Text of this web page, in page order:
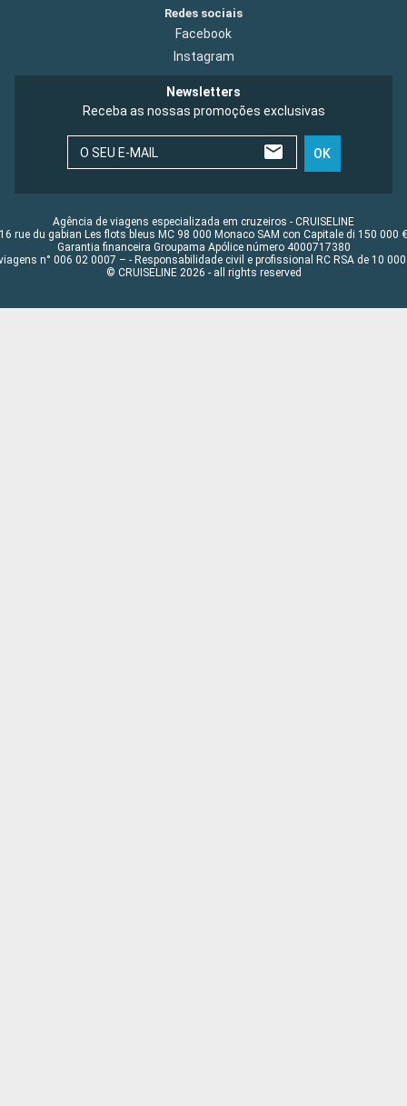
Redes sociais
Facebook
Instagram
Newsletters
Receba as nossas promoções exclusivas
O SEU E-MAIL OK
Agência de viagens especializada em cruzeiros - CRUISELINE
16 rue du gabian Les flots bleus MC 98 000 Monaco SAM con Capitale di 150 000 €
Garantia financeira Groupama Apólice número 4000717380
n° 006 02 0007 – - Responsabilidade civil e profissional RC RSA de 10 000
© CRUISELINE 2026 - all rights reserved